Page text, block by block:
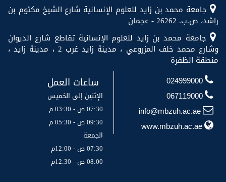
جامعة محمد بن زايد للعلوم الإنسانية شارع الشيخ مكتوم بن
راشد، ص.ب. 26262 - عجمان
جامعة محمد بن زايد للعلوم الإنسانية تقاطع شارع الديوان
وشارع محمد خلف المزروعي ، مدينة زايد غرب 2 ، مدينة زايد ،
منطقة الظفرة
024999000
067119000
info@mbzuh.ac.ae
www.mbzuh.ac.ae
ساعات العمل
الإثنين إلى الخميس
07:30 ص - 03:30 م
09:30 ص - 05:30 م
الجمعة
07:30 ص - 12:00م
08:00 ص - 12:30م